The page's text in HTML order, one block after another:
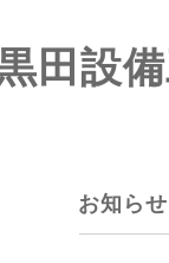
田設備
お知らせ